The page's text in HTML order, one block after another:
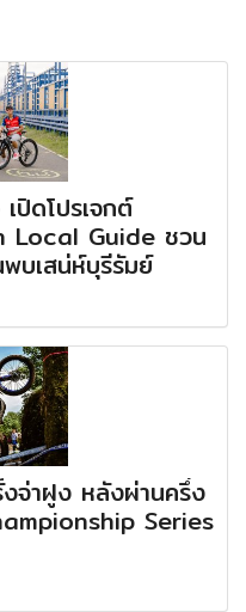
ปิดโปรเจกต์
Local Guide ชวน
บเสน่ห์บุรีรัมย์
จ่าฝูง หลังผ่านครึ่ง
Series